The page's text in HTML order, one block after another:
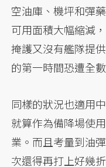
空油庫、機坪和彈
可用面積大幅縮減
掩護又沒有艦隊提
的第一時間恐遭全
同樣的狀況也適用
就算作為備降場使
業。而且考量到油
次還得再打上好幾折